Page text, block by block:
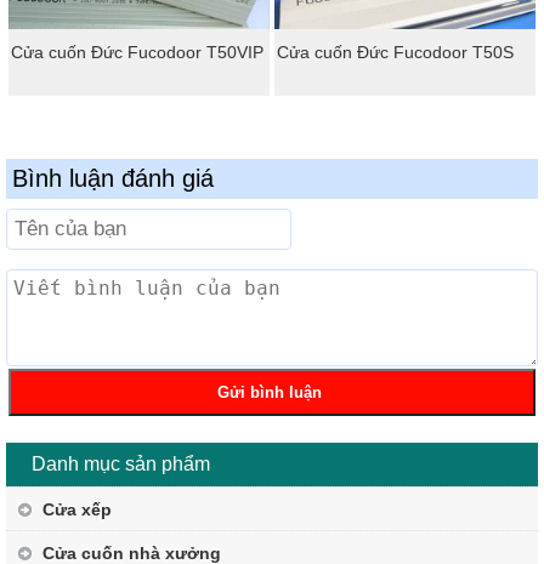
Danh mục sản phẩm
Cửa xếp
Cửa cuốn nhà xưởng
Cửa cuốn Đức Fucodoor T50VIP Cửa cuốn Đức Fucodoor T50S
Bình luận đánh giá